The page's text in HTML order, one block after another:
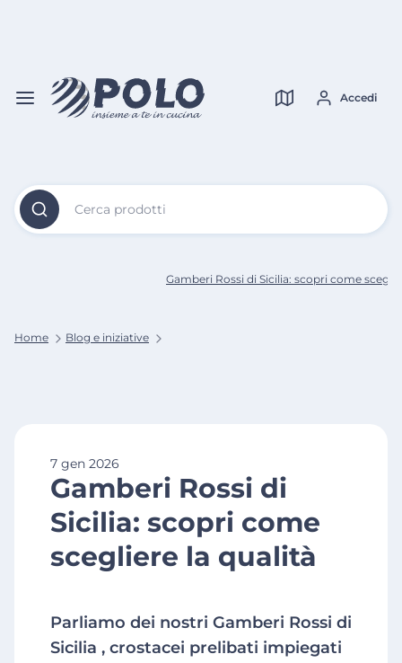
Cerca prodotti
Accedi
Home Blog e iniziative
Gamberi Rossi di Sicilia: scopri come
7 gen 2026
Gamberi Rossi di
Sicilia: scopri come
scegliere la qualità
Parliamo dei nostri Gamberi Rossi di
Sicilia , crostacei prelibati impiegati